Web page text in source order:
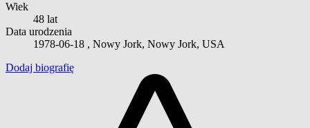
Wiek
48 lat
Data urodzenia
1978-06-18 , Nowy Jork, Nowy Jork, USA
Dodaj biografię